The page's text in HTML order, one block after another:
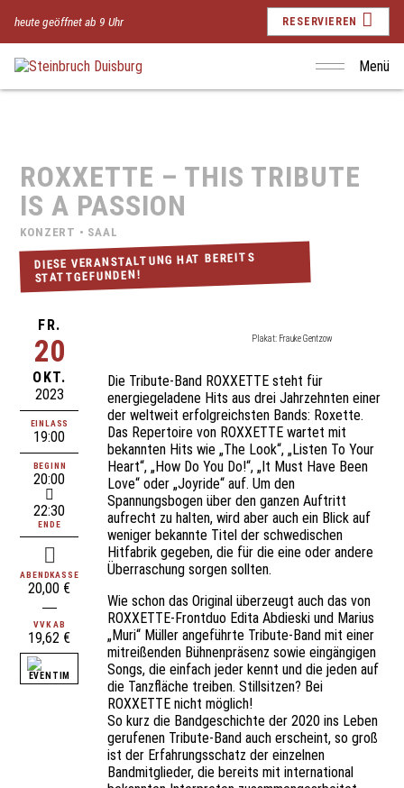
Menü
heute geöffnet ab 9 Uhr RESERVIEREN
ROXXETTE – THIS TRIBUTE
IS A PASSION
KONZERT • SAAL
DIESE VERANSTALTUNG HAT BEREITS
STATTGEFUNDEN!
FR.
20
OKT.
2023
EINLASS
19:00
BEGINN
20:00
22:30
ENDE
ABENDKASSE
20,00 €
VVK AB
19,62 €
Die Tribute-Band ROXXETTE steht für
energiegeladene Hits aus drei Jahrzehnten einer
der weltweit erfolgreichsten Bands: Roxette.
Das Repertoire von ROXXETTE wartet mit
bekannten Hits wie „The Look“, „Listen To Your
Heart“, „How Do You Do!“, „It Must Have Been
Love“ oder „Joyride“ auf. Um den
Spannungsbogen über den ganzen Auftritt
aufrecht zu halten, wird aber auch ein Blick auf
weniger bekannte Titel der schwedischen
Hitfabrik gegeben, die für die eine oder andere
Überraschung sorgen sollten.
Wie schon das Original überzeugt auch das von
ROXXETTE-Frontduo Edita Abdieski und Marius
„Muri“ Müller angeführte Tribute-Band mit einer
mitreißenden Bühnenpräsenz sowie eingängigen
Songs, die einfach jeder kennt und die jeden auf
die Tanzfläche treiben. Stillsitzen? Bei
ROXXETTE nicht möglich!
So kurz die Bandgeschichte der 2020 ins Leben
gerufenen Tribute-Band auch erscheint, so groß
ist der Erfahrungsschatz der einzelnen
Bandmitglieder, die bereits mit international
Plakat: Frauke Gentzow